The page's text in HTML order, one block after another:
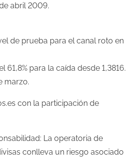
abril 2009.
de prueba para el canal roto en
61,8% para la caída desde 1,3816.
marzo.
con la participación de
La operatoria de
conlleva un riesgo asociado